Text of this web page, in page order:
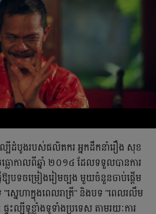
តល្បីដំបូងរបស់ផលិតករ អ្នកដឹកនាំរឿង សុខ
លោកាលពីឆ្នាំ ២០១៤ ដែលទទួលបានការ
ើឱ្យបទចម្រៀងរៀម​ច្បង​ មួយចំនួនចាប់​ផ្ដើម​
ស្នេហាក្នុងពេលរាត្រី" និងបទ "ពេលរលឹម
ះល្បីទូខ្លាំង​ទូទាំងប្រទេស តាមរយៈការ